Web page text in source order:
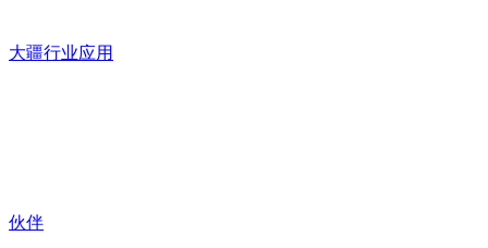
大疆行业应用
伙伴